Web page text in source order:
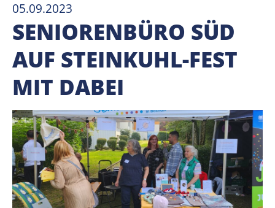
05.09.2023
SENIORENBÜRO SÜD
AUF STEINKUHL-FEST
MIT DABEI